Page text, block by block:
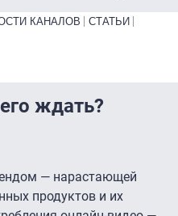
КАНАЛОВ
СТАТЬИ
ждать?
— нарастающей
продуктов и их